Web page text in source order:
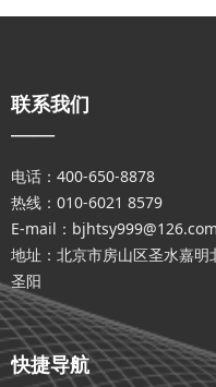
电话：400-650-8878
热线：010-6021 8579
E-mail：bjhtsy999@126.com
地址：北京市房山区圣水嘉
圣阳
联系我们
——
快捷导航